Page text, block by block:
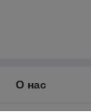
О нас